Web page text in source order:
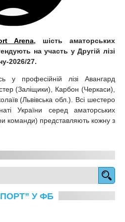
Arena, шість аматорських
на участь у Другій лізі
2026/27.
у професійній лізі Авангард
(Заліщики), Карбон (Черкаси),
(Львівська обл.). Всі шестеро
України серед аматорських
команди) представляють кожну з
У ФБ